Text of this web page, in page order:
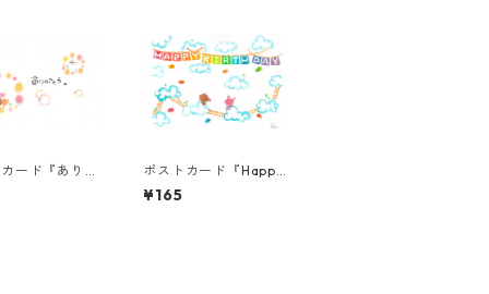
ード『ありが
ポストカード『Happy
Birthday(くも)』
¥165